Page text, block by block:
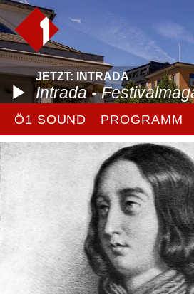
JETZT: INTRADA
Intrada -
Ö1 SOUND PROGRAMM